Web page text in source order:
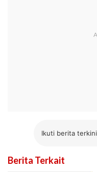
Ikuti berita
Berita Terkait